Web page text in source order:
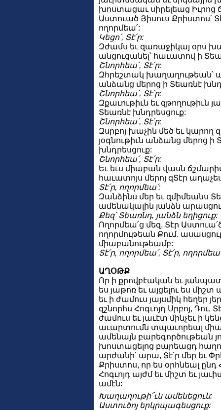
խոստացաւ սիրելեաց Իւրոց
Աստուած Յիսուս Քրիստոս՝
ողորմեա՛:
Կեցո՛, Տէ՛ր:
Զժամս եւ զառաջիկայ օրս
անցուցանել՝ հաւատով ի
Շնորհեա՛, Տէ՛ր:
Զհրեշտակ
անձանց մերոց ի Տեառնէ
Շնորհեա՛, Տէ՛ր:
Զքաւութիւն եւ զթողութիւն
Տեառնէ խնդրեսցուք:
Շնորհեա՛, Տէ՛ր:
Զսրբոյ խաչին մեծ եւ կարող
յօգնութիւն անձանց մերոց ի
խնդրեսցուք:
Շնորհեա՛, Տէ՛ր:
Եւ եւս միաբան վասն
հաւատոյս մերոյ զՏէր
Տէ՛ր, ողորմեա՛:
Զանձինս մեր եւ զմիմեանս
ամենակալին յանձն
Քեզ՝ Տեառնդ, յանձն եղիցուք:
Ողորմեա՛ց մեզ, Տէր
ողորմութեան Քում.
միաբանութեամբ:
Տէ՛ր, ողորմեա՛, Տէ՛ր,
ԱՂՕԹՔ
Որ ի քրովբէական եւ
ես յաթոռ եւ այցելու ես
եւ ի ժամուս յայսմիկ հեղեր
զշնորհս Հոգւոյդ Սրբոյ, Դու,
ժամուս եւ յաւէտ մինչեւ ի
աւարտումն տպաւորեալ
ամենայն բարեգործութեան
խոստացելոց բարեացդ
արժանի՛ արա, Տէ՛ր մեր եւ
Քրիստոս, որ ես օրհնեալ ընդ
Հոգւոյդ այժմ եւ միշտ եւ
ամէն:
Խաղաղութի՜ւն ամենեցուն:
Աստուծոյ երկրպագեսցուք: